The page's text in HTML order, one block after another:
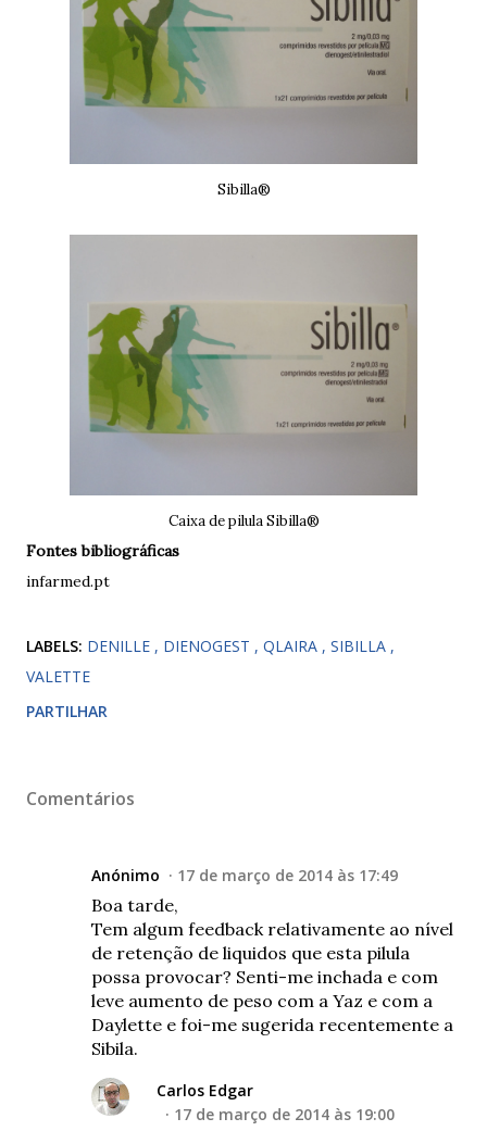
Sibilla®
Caixa de pilula Sibilla®
Fontes bibliográficas
infarmed.pt
LABELS: DENILLE DIENOGEST QLAIRA
SIBILLA
VALETTE
PARTILHAR
Comentários
Anónimo 17 de março de 2014 às 17:49
Boa tarde,
Tem algum feedback relativamente ao nível
de retenção de liquidos que esta pilula
possa provocar? Senti-me inchada e com
leve aumento de peso com a Yaz e com a
Daylette e foi-me sugerida recentemente a
Sibila.
Carlos Edgar
17 de março de 2014 às 19:00